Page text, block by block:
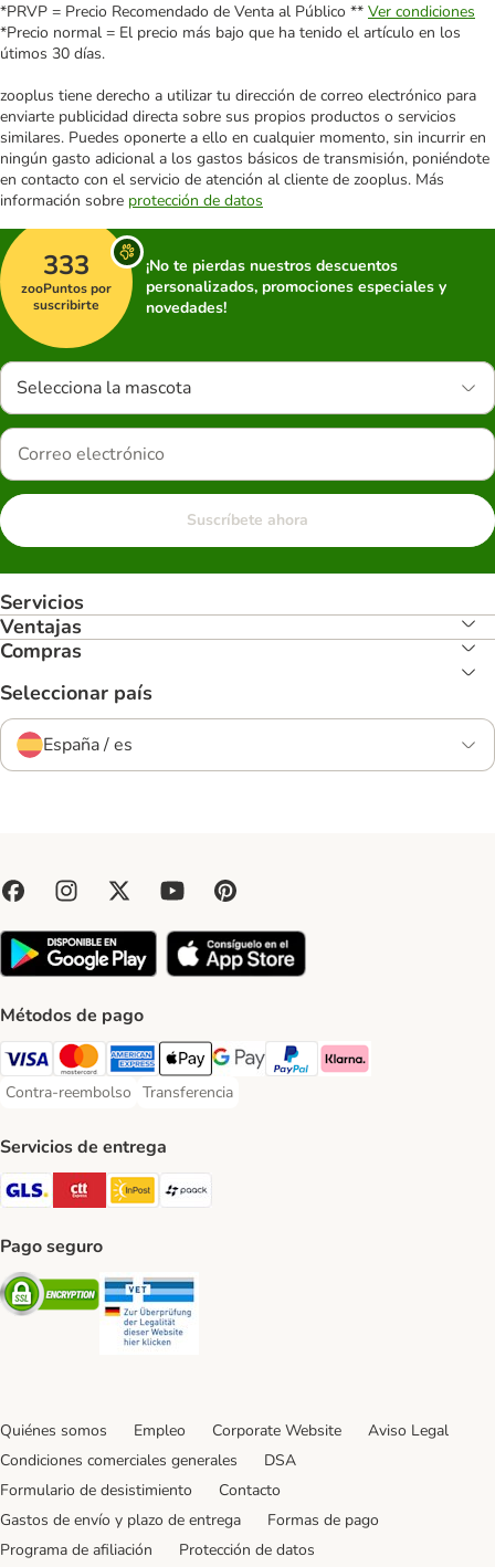
*PRVP = Precio Recomendado de Venta al Público ** Ver condiciones
*Precio normal = El precio más bajo que ha tenido el artículo en los
útimos 30 días.
zooplus tiene derecho a utilizar tu dirección de correo electrónico para
enviarte publicidad directa sobre sus propios productos o servicios
similares. Puedes oponerte a ello en cualquier momento, sin incurrir en
ningún gasto adicional a los gastos básicos de transmisión, poniéndote
en contacto con el servicio de atención al cliente de zooplus. Más
información sobre protección de datos
333
zooPuntos por
suscribirte
¡No te pierdas nuestros descuentos
personalizados, promociones especiales y
novedades!
Selecciona la mascota
Suscríbete ahora
Servicios
Ventajas
Compras
Seleccionar país
España / es
Métodos de pago
Visa Payment Method
Mastercard Payment Method
American Express Payment Method
Apple Pay Payment Method
Google Pay Payment Method
PayPal Payment Method
Klarna Payment Method
Contra-reembolso
Contra-reembolso Payment Method
Transferencia
Transferencia Payment Method
Servicios de entrega
GLS Shipping Method
CTTExpress Shipping Method
InPost Shipping Method
paack Shipping Method
Pago seguro
Security
Quiénes somos Empleo Corporate Website
Aviso Legal
Condiciones comerciales generales
DSA
Formulario de desistimiento
Contacto
Gastos de envío y plazo de entrega
Formas de pago
Programa de afiliación
Protección de datos